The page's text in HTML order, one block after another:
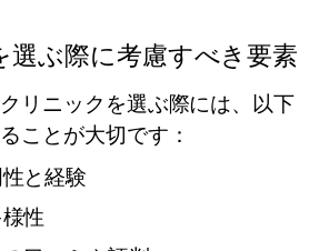
選ぶ際に考慮すべき要素
リニックを選ぶ際には、以下
ことが大切です：
と経験
性